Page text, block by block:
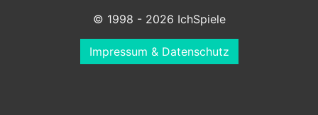
© 1998 - 2026 IchSpiele
Impressum & Datenschutz